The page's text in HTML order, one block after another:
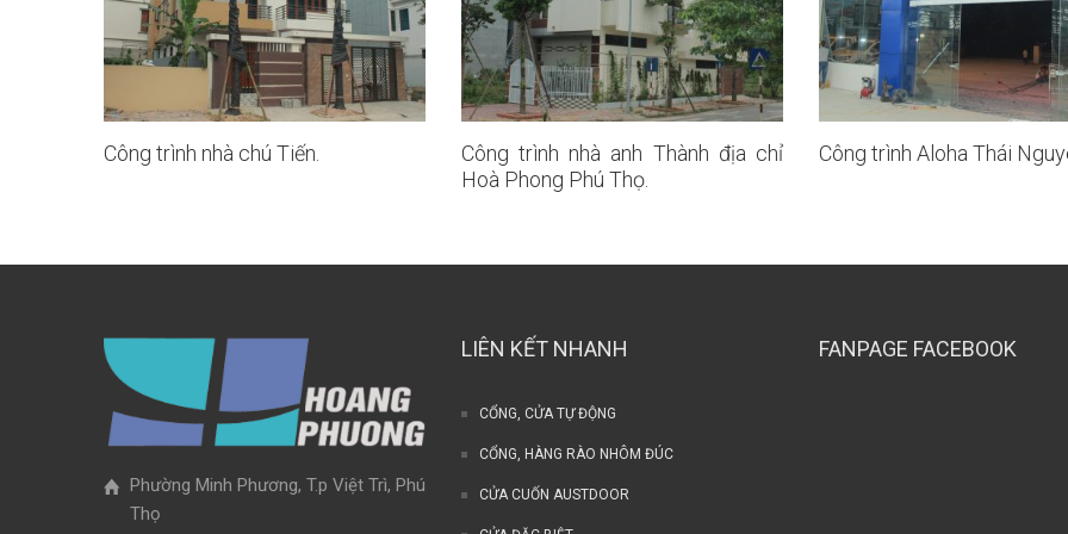
Công trình nhà chú Tiến.
Công trình nhà anh Thành địa chỉ
Hoà Phong Phú Thọ.
Công trình Aloha Thái
Phường Minh Phương, T.p Việt Trì, Phú
Thọ
LIÊN KẾT NHANH
CỔNG, CỬA TỰ ĐỘNG
CỔNG, HÀNG RÀO NHÔM ĐÚC
CỬA CUỐN AUSTDOOR
FANPAGE FACEBOOK